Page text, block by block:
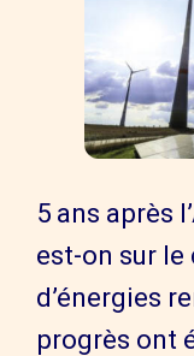
5 ans après
est-on sur le
d’énergies
progrès ont